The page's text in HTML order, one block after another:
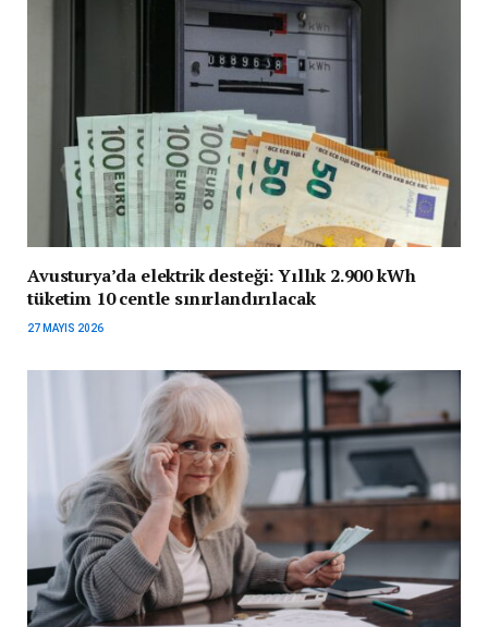
Avusturya’da elektrik desteği: Yıllık 2.900 kWh
tüketim 10 centle sınırlandırılacak
27 MAYIS 2026